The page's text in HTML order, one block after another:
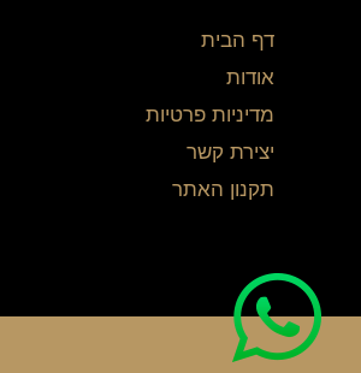
דף הבית
אודות
מדיניות פרטיות
יצירת קשר
תקנון האתר